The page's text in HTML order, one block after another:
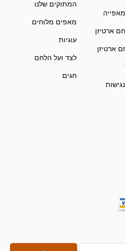
ארטיזן
ארטיזן
המתוקים שלנו
מאפים מלוחים
עוגיות
לצד ועל הלחם
חגים